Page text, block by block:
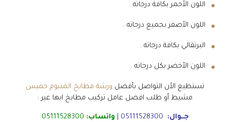
اللون الأحمر بكافة درجاته .
اللون الأصفر بجميع درجاته .
البرتقالي بكافة درجاته .
اللون الأخضر بكل درجاته .
تستطيع الأن التواصل بأفضل ورشة مطابخ المنيوم خميس
مشيط أو طلب افضل عامل تركيب مطابخ ابها عبر :
جــوال: 05111528300 واتساب: 05111528300